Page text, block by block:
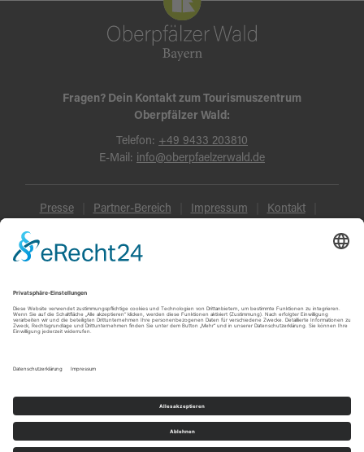
Fragen? Dein Kontakt zum Tourismuszentrum
Oberpfälzer Wald:
Telefon: +49 9433 203810
E-Mail: info@oberpfaelzerwald.de
Presse Partner-Bereich Impressum Kontakt
Datenschutz
© Oberpfälzer Wald 2026